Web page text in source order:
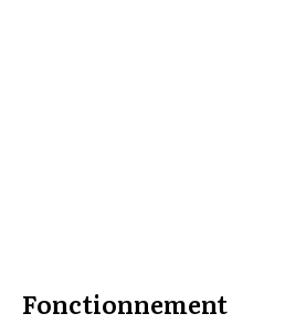
Fonctionnement